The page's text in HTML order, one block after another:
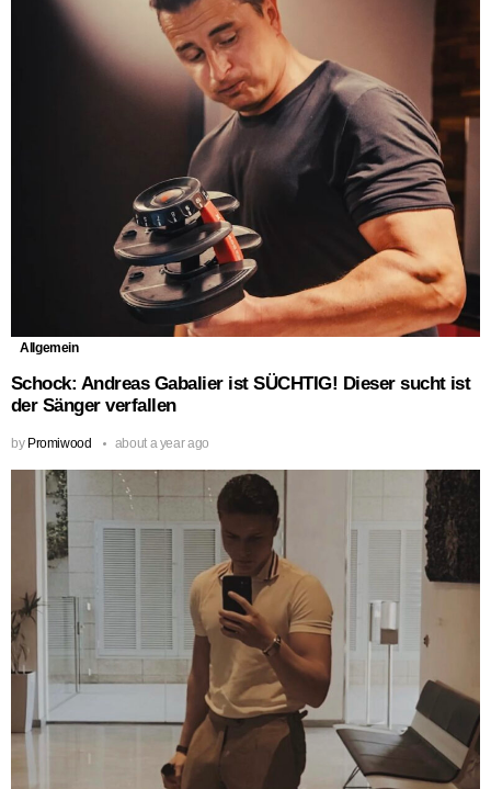
Allgemein
Schock: Andreas Gabalier ist SÜCHTIG! Dieser sucht ist
der Sänger verfallen
by Promiwood about a year ago